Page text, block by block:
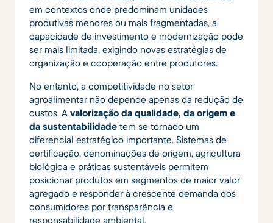
em contextos onde predominam unidades
produtivas menores ou mais fragmentadas, a
capacidade de investimento e modernização pode
ser mais limitada, exigindo novas estratégias de
organização e cooperação entre produtores.
No entanto, a competitividade no setor
agroalimentar não depende apenas da redução de
custos. A valorização da qualidade, da origem e
da sustentabilidade tem se tornado um
diferencial estratégico importante. Sistemas de
certificação, denominações de origem, agricultura
biológica e práticas sustentáveis permitem
posicionar produtos em segmentos de maior valor
agregado e responder à crescente demanda dos
consumidores por transparência e
responsabilidade ambiental.